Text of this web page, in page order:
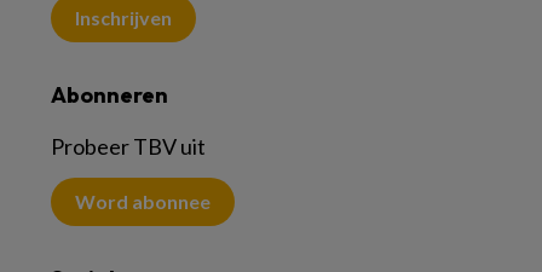
Inschrijven
Abonneren
Probeer TBV uit
Word abonnee